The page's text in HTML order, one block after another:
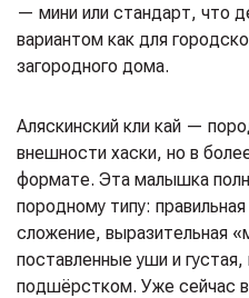
— мини или стандарт, что
вариантом как для
загородного дома.
Аляскинский кли кай —
внешности хаски, но в
формате. Эта малышка
породному типу:
сложение, выразительная
поставленные уши и
подшёрстком. Уже сейчас